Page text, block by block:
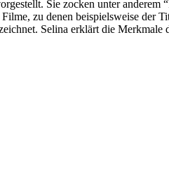
Sie zocken unter
zu denen beispielsweise der
Selina erklärt die